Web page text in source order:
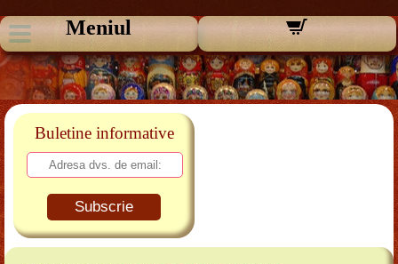
Meniul
Buletine informative
Subscrie